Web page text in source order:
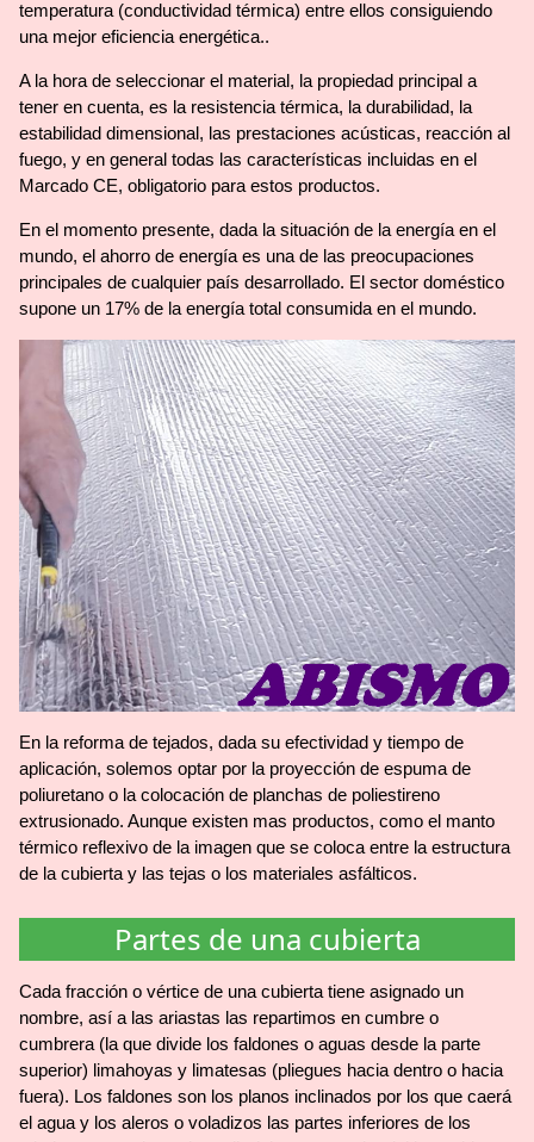
temperatura (conductividad térmica) entre ellos consiguiendo
una mejor eficiencia energética..
A la hora de seleccionar el material, la propiedad principal a
tener en cuenta, es la resistencia térmica, la durabilidad, la
estabilidad dimensional, las prestaciones acústicas, reacción al
fuego, y en general todas las características incluidas en el
Marcado CE, obligatorio para estos productos.
En el momento presente, dada la situación de la energía en el
mundo, el ahorro de energía es una de las preocupaciones
principales de cualquier país desarrollado. El sector doméstico
supone un 17% de la energía total consumida en el mundo.
En la reforma de tejados, dada su efectividad y tiempo de
aplicación, solemos optar por la proyección de espuma de
poliuretano o la colocación de planchas de poliestireno
extrusionado. Aunque existen mas productos, como el manto
térmico reflexivo de la imagen que se coloca entre la estructura
de la cubierta y las tejas o los materiales asfálticos.
Partes de una cubierta
Cada fracción o vértice de una cubierta tiene asignado un
nombre, así a las ariastas las repartimos en cumbre o
cumbrera (la que divide los faldones o aguas desde la parte
superior) limahoyas y limatesas (pliegues hacia dentro o hacia
fuera). Los faldones son los planos inclinados por los que caerá
el agua y los aleros o voladizos las partes inferiores de los